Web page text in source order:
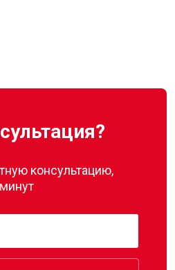
консультацию,